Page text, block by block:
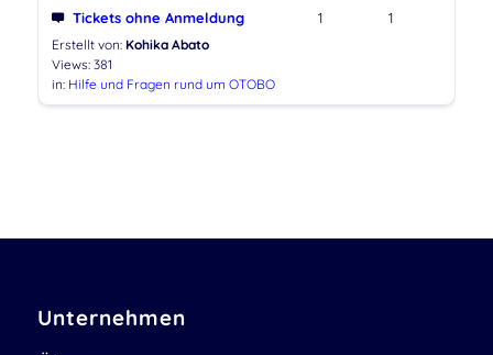
Tickets ohne Anmeldung
Erstellt von: Kohika Abato
Views: 381
in: Hilfe und Fragen rund um OTOBO
1 1
Unternehmen